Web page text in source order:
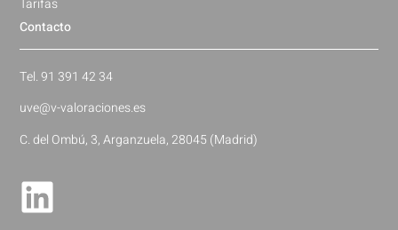
Contacto
Tel. 91 391 42 34
uve@v-valoraciones.es
C. del Ombú, 3, Arganzuela, 28045 (Madrid)